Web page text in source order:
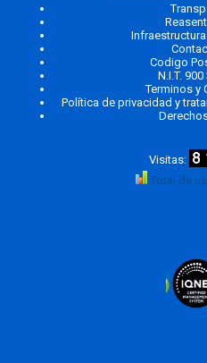
Codigo
N.I.T.
Terminos y
Política de privacidad y
Total de